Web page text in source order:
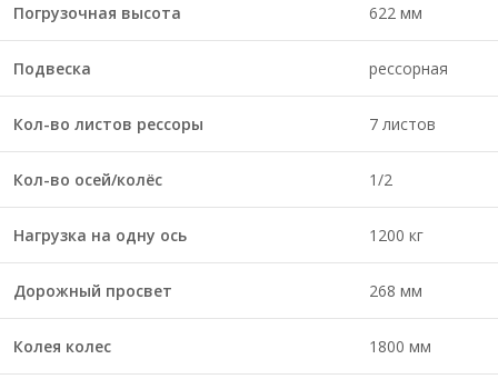
Погрузочная высота 622 мм
Подвеска рессорная
Кол-во листов рессоры 7 листов
Кол-во осей/колёс 1/2
Нагрузка на одну ось 1200 кг
Дорожный просвет 268 мм
Колея колес 1800 мм